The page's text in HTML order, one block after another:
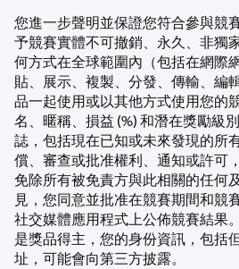
您進一步聲明並保證您符合參與競
予競賽實體不可撤銷、永久、非獨
何方式在全球範圍內（包括在網際
貼、展示、複製、分發、傳輸、編
品一起使用或以其他方式使用您的
名、暱稱、損益 (%) 和潛在獎勵級
誌，包括現在已知或未來發現的所
償、審查或批准權利、通知或許可
免除所有被免責方與此相關的任何
見，您同意並批准在競賽期間和競
社交媒體應用程式上公佈競賽結果
是獎品得主，您的身份資訊，包括
址，可能會向第三方披露。